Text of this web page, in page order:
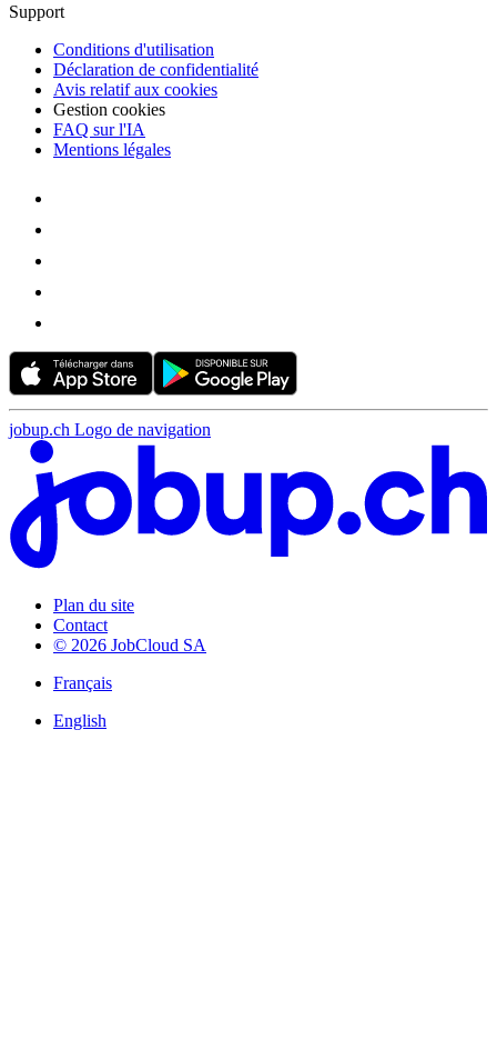
Support
Conditions d'utilisation
Déclaration de confidentialité
Avis relatif aux cookies
Gestion cookies
FAQ sur l'IA
Mentions légales
jobup.ch Logo de navigation
Plan du site
Contact
© 2026 JobCloud SA
Français
English